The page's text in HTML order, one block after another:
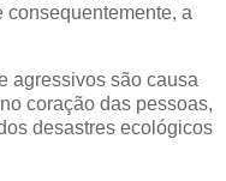
consequentemente, a
agressivos são causa
coração das pessoas,
desastres ecológicos